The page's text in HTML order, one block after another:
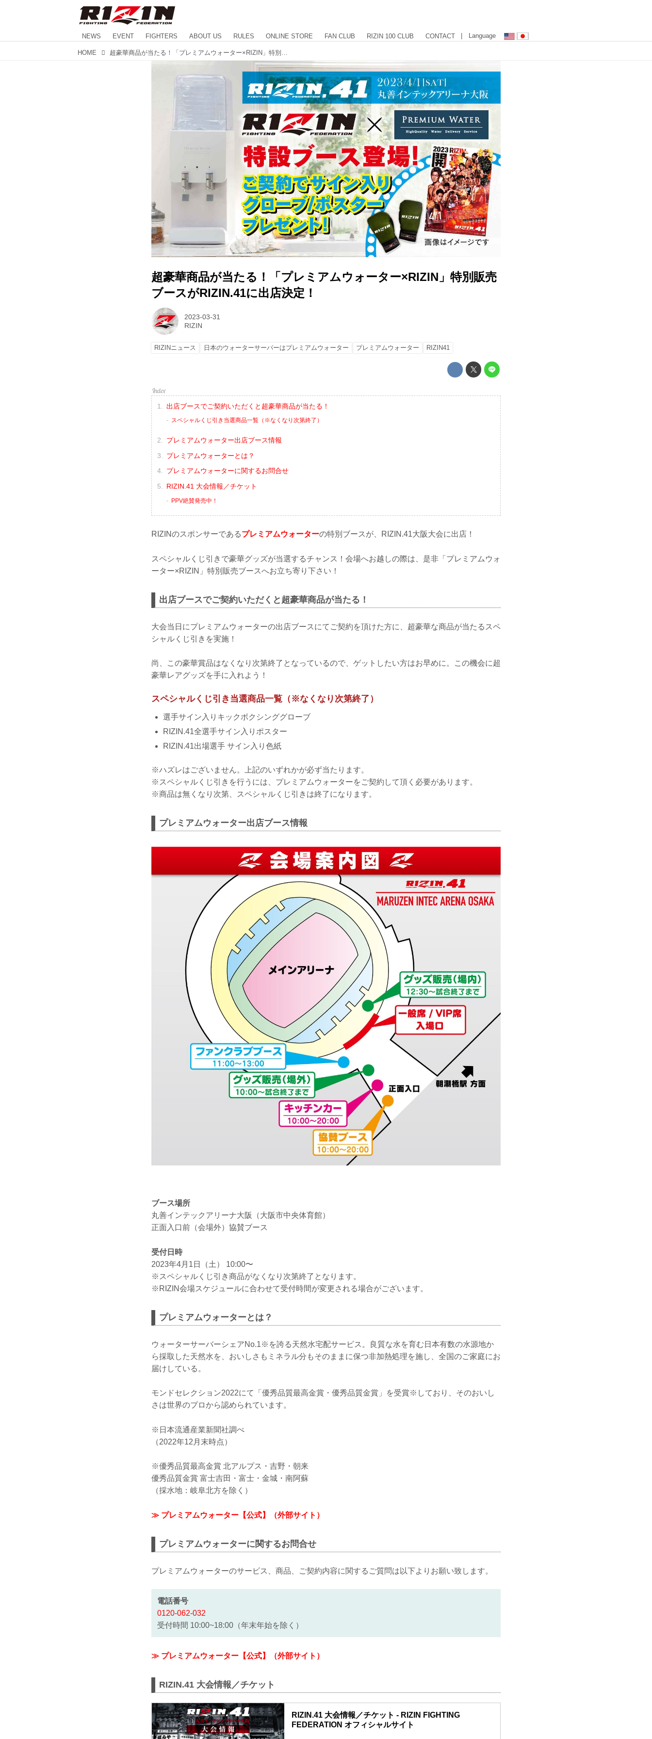
NEWS EVENT FIGHTERS ABOUT US RULES ONLINE STORE FAN CLUB RIZIN 100 CLUB CONTACT | Language
HOME
超豪華商品が当たる！「プレミアムウォーター×RIZIN」特別販売
ブースがRIZIN.41に出店決定！
2023-03-31
RIZIN
RIZINニュース 日本のウォーターサーバーはプレミアムウォーター プレミアムウォーター RIZIN41
出店ブースでご契約いただくと超豪華商品が当たる！
スペシャルくじ引き当選商品一覧（※なくなり次第終了）
プレミアムウォーター出店ブース情報
プレミアムウォーターとは？
プレミアムウォーターに関するお問合せ
RIZIN.41 大会情報／チケット
PPV絶賛発売中！
RIZINのスポンサーであるプレミアムウォーターの特別ブースが、RIZIN.41大阪大会に出店！
スペシャルくじ引きで豪華グッズが当選するチャンス！会場へお越しの際は、是非「プレミアムウォ
ーター×RIZIN」特別販売ブースへお立ち寄り下さい！
出店ブースでご契約いただくと超豪華商品が当たる！
大会当日にプレミアムウォーターの出店ブースにてご契約を頂けた方に、超豪華な商品が当たるスペ
シャルくじ引きを実施！
尚、この豪華賞品はなくなり次第終了となっているので、ゲットしたい方はお早めに。この機会に超
豪華レアグッズを手に入れよう！
スペシャルくじ引き当選商品一覧（※なくなり次第終了）
選手サイン入りキックボクシンググローブ
RIZIN.41全選手サイン入りポスター
RIZIN.41出場選手 サイン入り色紙
※ハズレはございません。上記のいずれかが必ず当たります。
※スペシャルくじ引きを行うには、プレミアムウォーターをご契約して頂く必要があります。
※商品は無くなり次第、スペシャルくじ引きは終了になります。
プレミアムウォーター出店ブース情報
ブース場所
丸善インテックアリーナ大阪（大阪市中央体育館）
正面入口前（会場外）協賛ブース
受付日時
2023年4月1日（土） 10:00〜
※スペシャルくじ引き商品がなくなり次第終了となります。
※RIZIN会場スケジュールに合わせて受付時間が変更される場合がございます。
プレミアムウォーターとは？
ウォーターサーバーシェアNo.1※を誇る天然水宅配サービス。良質な水を育む日本有数の水源地か
ら採取した天然水を、おいしさもミネラル分もそのままに保つ非加熱処理を施し、全国のご家庭にお
届けしている。
モンドセレクション2022にて「優秀品質最高金賞・優秀品質金賞」を受賞※しており、そのおいし
さは世界のプロから認められています。
※日本流通産業新聞社調べ
（2022年12月末時点）
※優秀品質最高金賞 北アルプス・吉野・朝来
優秀品質金賞 富士吉田・富士・金城・南阿蘇
（採水地：岐阜北方を除く）
≫ プレミアムウォーター【公式】（外部サイト）
プレミアムウォーターに関するお問合せ
プレミアムウォーターのサービス、商品、ご契約内容に関するご質問は以下よりお願い致します。
電話番号
0120-062-032
受付時間 10:00~18:00（年末年始を除く）
≫ プレミアムウォーター【公式】（外部サイト）
RIZIN.41 大会情報／チケット
RIZIN.41 大会情報／チケット - RIZIN FIGHTING
FEDERATION オフィシャルサイト